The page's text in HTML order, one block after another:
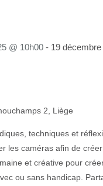
@ 10h00- 19
2, Liège
techniques et
les caméras afin de
et créative pour
ou sans handicap.